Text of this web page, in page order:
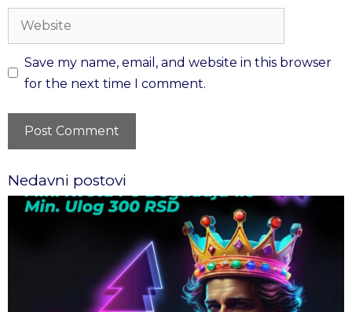
Save my name, email, and website in this browser
for the next time I comment.
Nedavni postovi